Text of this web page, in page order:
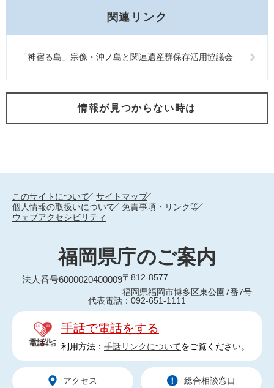
関連リンク
「神宿る島」宗像・沖ノ島と関連遺産群保存活用協議会
情報が見つからない時は
このサイトについて
サイトマップ
個人情報の取扱いについて
免責事項・リンク等
ウェブアクセシビリティ
福岡県庁のご案内
法人番号6000020400009〒812-8577
福岡県福岡市博多区東公園7番7号
代表電話：092-651-1111
手話で電話をする
利用方法： 手話リンクについてをご覧ください。
アクセス 総合相談窓口